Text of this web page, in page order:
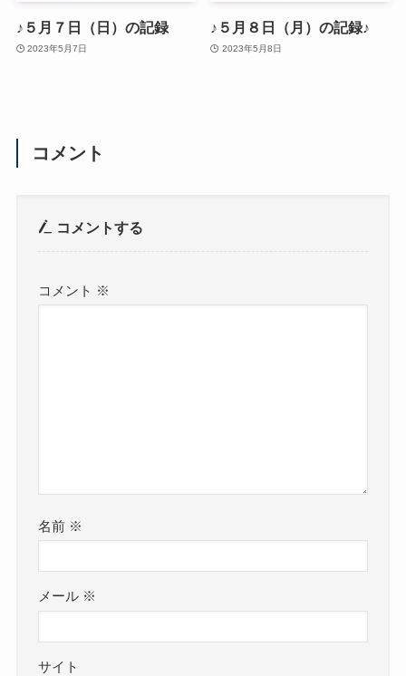
♪５月７日（日）の記録
2023年5月7日
♪５月８日（月）の記録♪
2023年5月8日
コメント
コメントする
コメント ※
名前 ※
メール ※
サイト